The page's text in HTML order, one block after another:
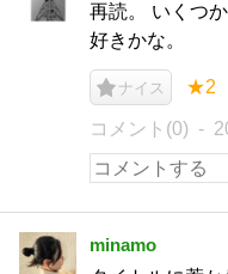
再読。 いくつ
好きかな。
ナイス ★2
コメント(0)
minamo